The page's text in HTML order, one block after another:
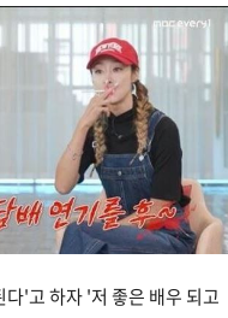
'고 하자 '저 좋은 배우 되고